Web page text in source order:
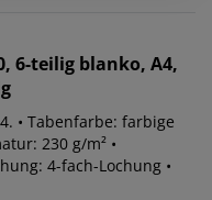
6-teilig blanko, A4,
• Tabenfarbe: farbige
230 g/m² •
4-fach-Lochung •